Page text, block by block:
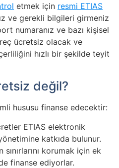
etmek için resmi ETIAS
ve gerekli bilgileri girmeniz
numaranız ve bazı kişisel
ücretsiz olacak ve
hızlı bir şekilde teyit
değil?
hususu finanse edecektir:
ETIAS elektronik
katkıda bulunur.
sınırlarını korumak için ek
finanse ediyorlar.